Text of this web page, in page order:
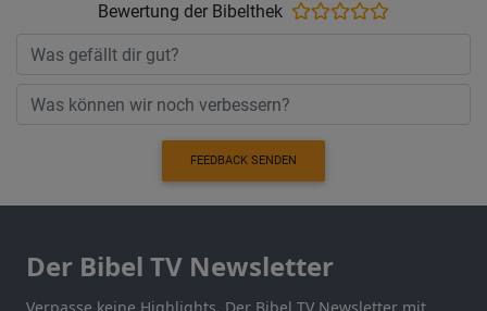
Bewertung der Bibelthek
FEEDBACK SENDEN
Der Bibel TV Newsletter